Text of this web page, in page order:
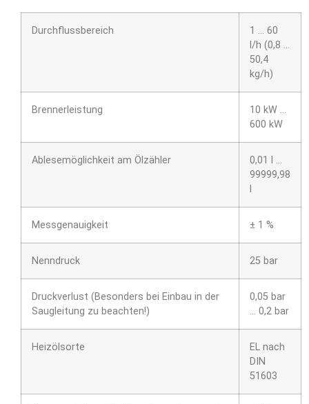
Durchflussbereich
1 … 60
l/h (0,8 …
50,4
kg/h)
Brennerleistung
10 kW …
600 kW
Ablesemöglichkeit am Ölzähler
0,01 l …
99999,98
Messgenauigkeit ± 1 %
Nenndruck 25 bar
Druckverlust (Besonders bei Einbau in der
Saugleitung zu beachten!)
0,05 bar
… 0,2 bar
Heizölsorte
EL nach
DIN
51603